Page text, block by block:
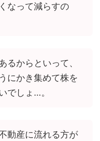
なって減らすの
るからといって、
にかき集めて株を
でしょ…。
動産に流れる方が